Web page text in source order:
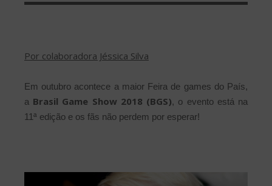
Por colaboradora Jéssica Silva
Em outubro acontece a maior Feira de games do País,
a Brasil Game Show 2018 (BGS), o evento está na
11ª edição e os fãs não perdem por esperar!